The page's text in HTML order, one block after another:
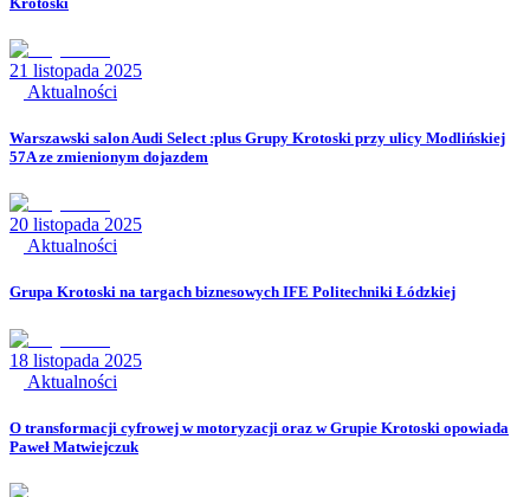
21 listopada 2025
Aktualności
Warszawski salon Audi Select :plus Grupy Krotoski przy ulicy Modlińskiej
57A ze zmienionym dojazdem
20 listopada 2025
Aktualności
Grupa Krotoski na targach biznesowych IFE Politechniki Łódzkiej
18 listopada 2025
Aktualności
O transformacji cyfrowej w motoryzacji oraz w Grupie Krotoski opowiada
Paweł Matwiejczuk